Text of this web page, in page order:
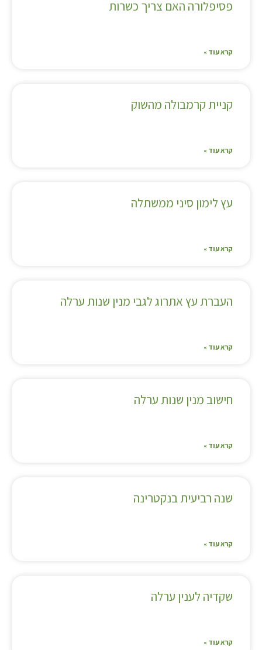
פסיפלורה האם צריך כשרות
קרא עוד »
קניית קרמבולה מהשוק
קרא עוד »
עץ לימון סיני ממשתלה
קרא עוד »
העברת עץ אתרוג לגבי מנין שנות ערלה
קרא עוד »
חישוב מנין שנות ערלה
קרא עוד »
שנה רביעית בנקטרינה
קרא עוד »
שקדיה לענין ערלה
קרא עוד »